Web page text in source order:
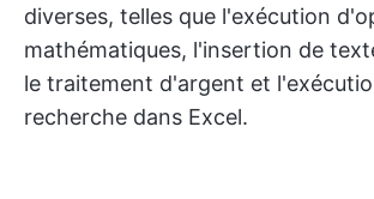
diverses, telles que l'exécution
mathématiques, l'insertion de
le traitement d'argent et
recherche dans Excel.